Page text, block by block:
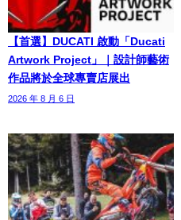
【首選】DUCATI 啟動「Ducati
Artwork Project」｜設計師藝術
作品將於全球專賣店展出
2026 年 8 月 6 日